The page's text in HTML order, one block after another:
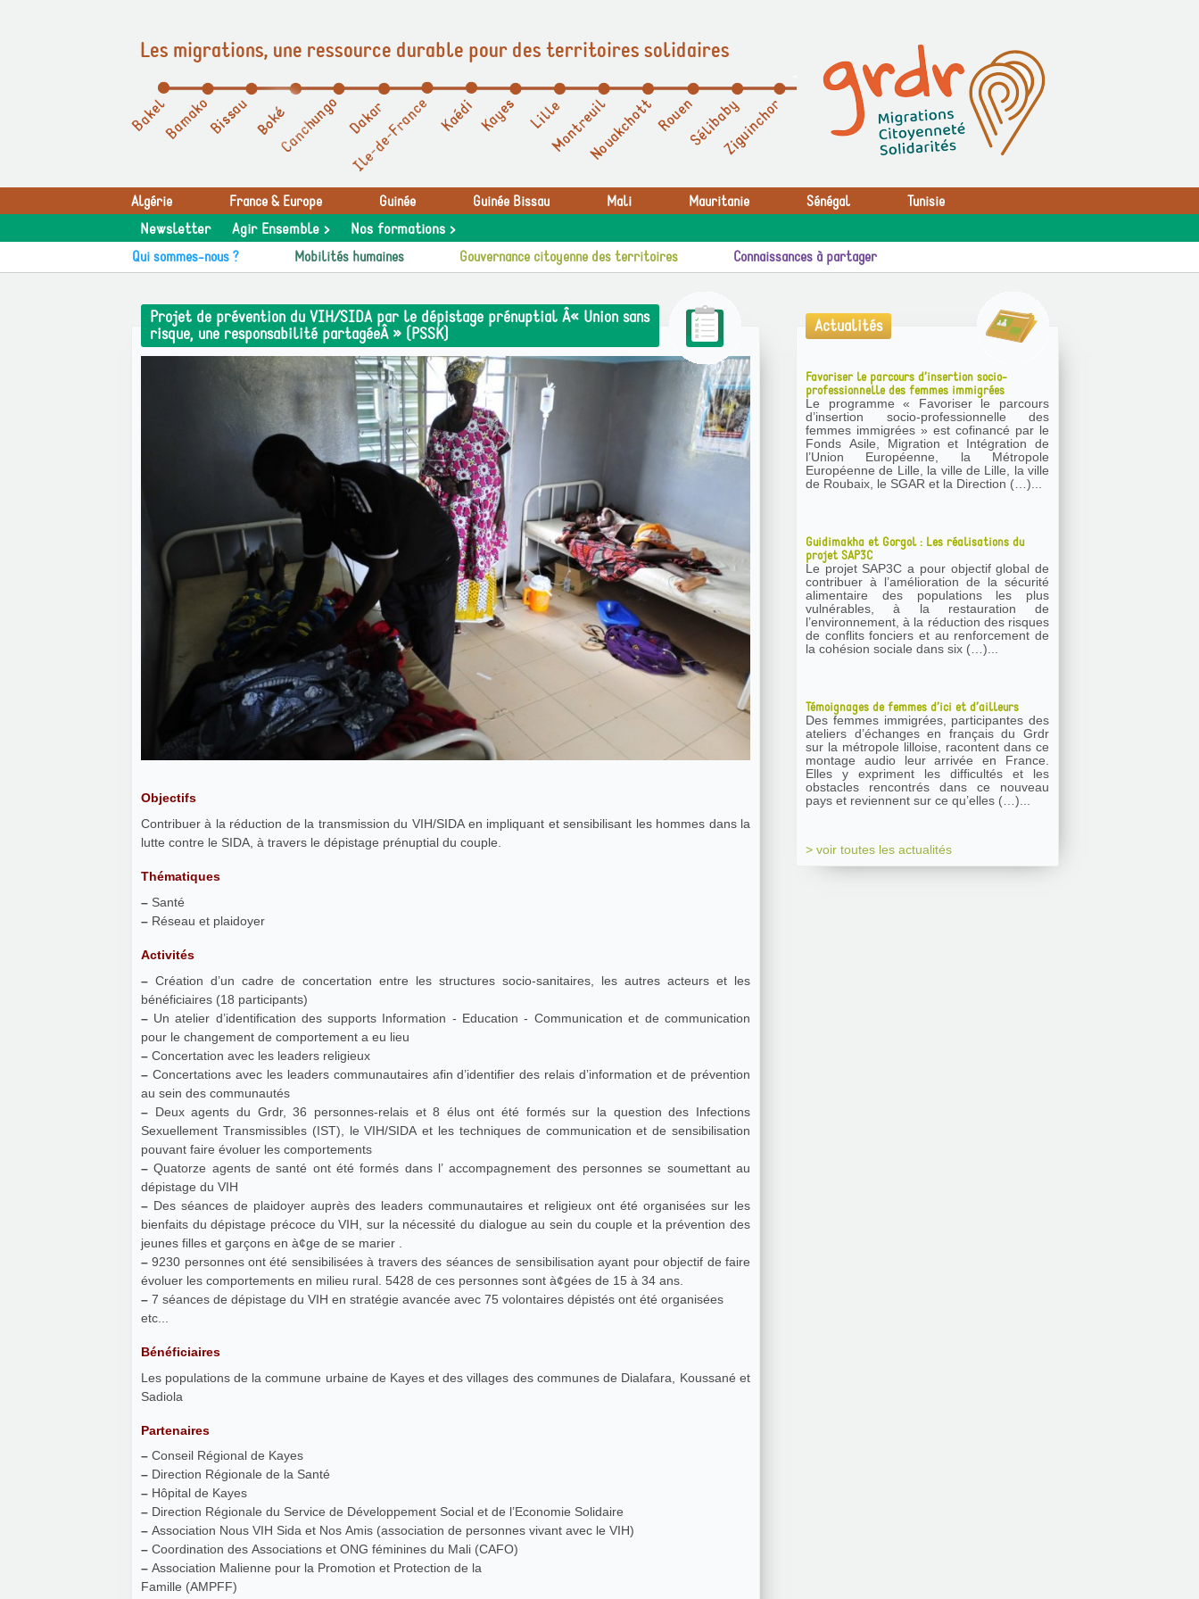
Les migrations, une ressource durable pour des territoires solidaires
Algérie France & Europe Guinée Guinée Bissau Mali Mauritanie Sénégal Tunisie
Newsletter Agir Ensemble > Nos formations >
Qui sommes-nous ? Mobilités humaines Gouvernance citoyenne des territoires Connaissances à partager
Projet de prévention du VIH/SIDA par le dépistage prénuptial Â« Union sans
risque, une responsabilité partagéeÂ » (PSSK)
Objectifs
Contribuer à la réduction de la transmission du VIH/SIDA en impliquant et sensibilisant les hommes dans la
lutte contre le SIDA, à travers le dépistage prénuptial du couple.
Thématiques
– Santé
– Réseau et plaidoyer
Activités
– Création d’un cadre de concertation entre les structures socio-sanitaires, les autres acteurs et les
bénéficiaires (18 participants)
– Un atelier d’identification des supports Information - Education - Communication et de communication
pour le changement de comportement a eu lieu
– Concertation avec les leaders religieux
– Concertations avec les leaders communautaires afin d’identifier des relais d’information et de prévention
au sein des communautés
– Deux agents du Grdr, 36 personnes-relais et 8 élus ont été formés sur la question des Infections
Sexuellement Transmissibles (IST), le VIH/SIDA et les techniques de communication et de sensibilisation
pouvant faire évoluer les comportements
– Quatorze agents de santé ont été formés dans l’ accompagnement des personnes se soumettant au
dépistage du VIH
– Des séances de plaidoyer auprès des leaders communautaires et religieux ont été organisées sur les
bienfaits du dépistage précoce du VIH, sur la nécessité du dialogue au sein du couple et la prévention des
jeunes filles et garçons en à¢ge de se marier .
– 9230 personnes ont été sensibilisées à travers des séances de sensibilisation ayant pour objectif de faire
évoluer les comportements en milieu rural. 5428 de ces personnes sont à¢gées de 15 à 34 ans.
– 7 séances de dépistage du VIH en stratégie avancée avec 75 volontaires dépistés ont été organisées
etc...
Bénéficiaires
Les populations de la commune urbaine de Kayes et des villages des communes de Dialafara, Koussané et
Sadiola
Partenaires
– Conseil Régional de Kayes
– Direction Régionale de la Santé
– Hôpital de Kayes
– Direction Régionale du Service de Développement Social et de l’Economie Solidaire
– Association Nous VIH Sida et Nos Amis (association de personnes vivant avec le VIH)
– Coordination des Associations et ONG féminines du Mali (CAFO)
– Association Malienne pour la Promotion et Protection de la
Famille (AMPFF)
Actualités
Favoriser le parcours d’insertion socio-
professionnelle des femmes immigrées
Le programme « Favoriser le parcours
d’insertion socio-professionnelle des
femmes immigrées » est cofinancé par le
Fonds Asile, Migration et Intégration de
l’Union Européenne, la Métropole
Européenne de Lille, la ville de Lille, la ville
de Roubaix, le SGAR et la Direction (…)...
Guidimakha et Gorgol : Les réalisations du
projet SAP3C
Le projet SAP3C a pour objectif global de
contribuer à l’amélioration de la sécurité
alimentaire des populations les plus
vulnérables, à la restauration de
l’environnement, à la réduction des risques
de conflits fonciers et au renforcement de
la cohésion sociale dans six (…)...
Témoignages de femmes d’ici et d’ailleurs
Des femmes immigrées, participantes des
ateliers d’échanges en français du Grdr
sur la métropole lilloise, racontent dans ce
montage audio leur arrivée en France.
Elles y expriment les difficultés et les
obstacles rencontrés dans ce nouveau
pays et reviennent sur ce qu’elles (…)...
> voir toutes les actualités